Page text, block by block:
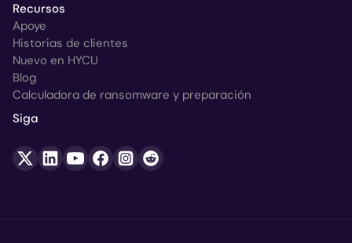
Recursos
Apoye
Historias de clientes
Nuevo en HYCU
Blog
Calculadora de ransomware y preparación
Siga